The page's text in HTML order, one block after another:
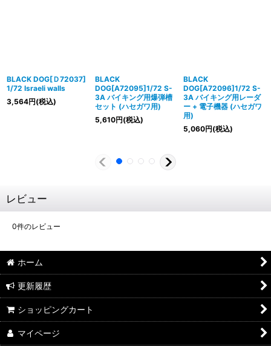
BLACK DOG[Ｄ72037]
1/72 Israeli walls
3,564円(税込)
BLACK
DOG[A72095]1/72 S-
3A バイキング用爆弾槽
セット (ハセガワ用)
5,610円(税込)
BLACK
DOG[A72096]1/72 S-
3A バイキング用レーダ
ー + 電子機器 (ハセガワ
用)
5,060円(税込)
レビュー
0件のレビュー
ホーム
更新履歴
ショッピングカート
マイページ